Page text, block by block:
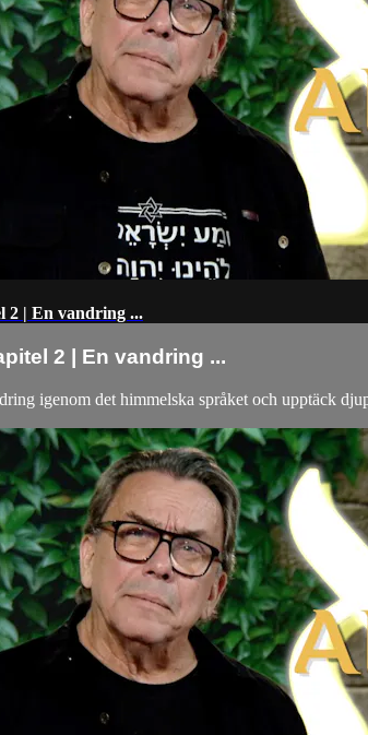
2 | En vandring ...
2 | En vandring ...
igenom det himmelska språket och upptäck